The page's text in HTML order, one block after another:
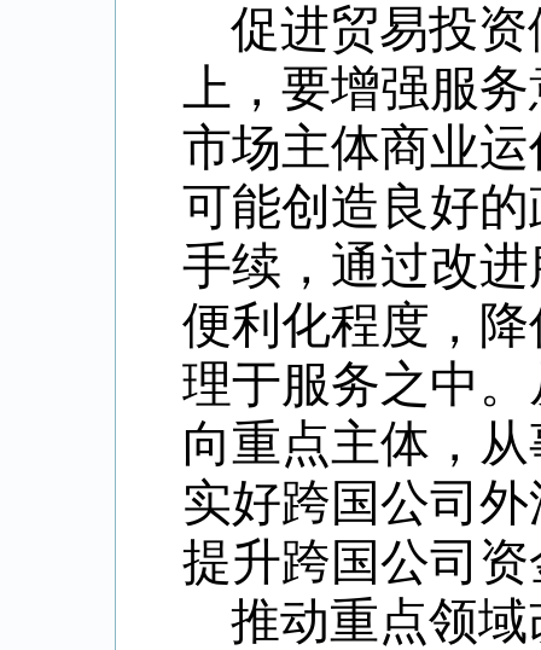
促进贸易投资
上，要增强服
市场主体商业
可能创造良好
手续，通过改
便利化程度，
理于服务之中
向重点主体，
实好跨国公司
提升跨国公司
推动重点领域